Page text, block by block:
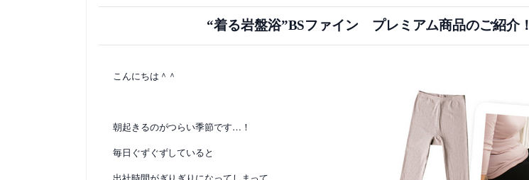
“着る岩盤浴”BSファイン プレミアム商品のご紹介！
こんにちは＾＾
朝起きるのがつらい季節です…！
毎日ぐずぐずしていると